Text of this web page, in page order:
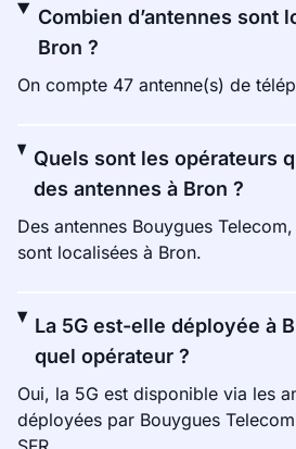
Combien d’antennes sont
Bron ?
On compte 47 antenne(s) de
Quels sont les opérateurs
des antennes à Bron ?
Des antennes Bouygues
sont localisées à Bron.
La 5G est-elle déployée à
quel opérateur ?
Oui, la 5G est disponible via les
déployées par Bouygues